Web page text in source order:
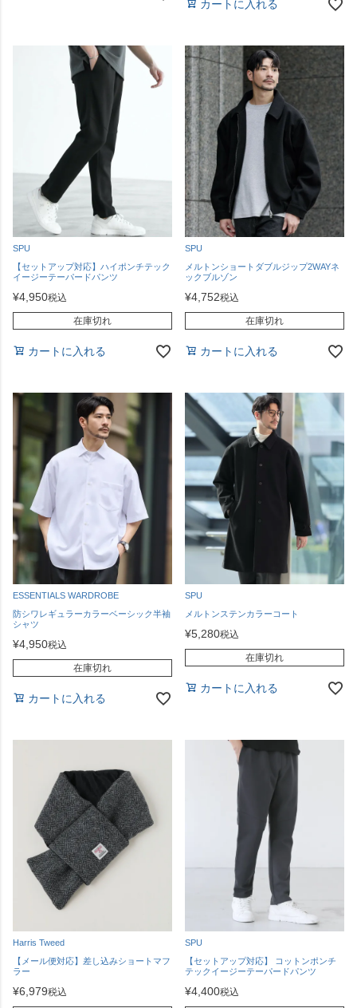
カートに入れる
SPU
【セットアップ対応】ハイポンチテック
イージーテーパードパンツ
¥4,950税込
在庫切れ
カートに入れる
SPU
メルトンショートダブルジップ2WAYネ
ックブルゾン
¥4,752税込
在庫切れ
カートに入れる
ESSENTIALS WARDROBE
防シワレギュラーカラーベーシック半袖
シャツ
¥4,950税込
在庫切れ
カートに入れる
SPU
メルトンステンカラーコート
¥5,280税込
在庫切れ
カートに入れる
Harris Tweed
【メール便対応】差し込みショートマフ
ラー
¥6,979税込
SPU
【セットアップ対応】 コットンポンチ
テックイージーテーパードパンツ
¥4,400税込